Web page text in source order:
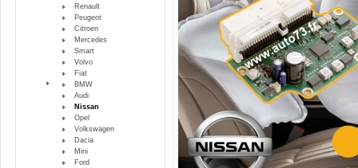
Renault
Peugeot
Citroen
Mercedes
Smart
Volvo
Fiat
BMW
Audi
Nissan
Opel
Volkswagen
Dacia
Mini
Ford